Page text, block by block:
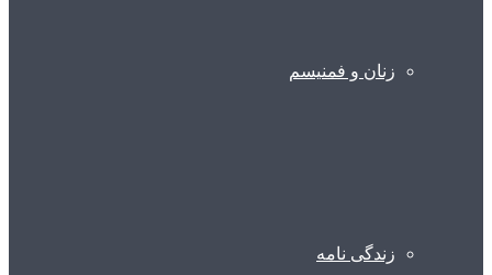
زنان و فمنیسم
زندگی نامه